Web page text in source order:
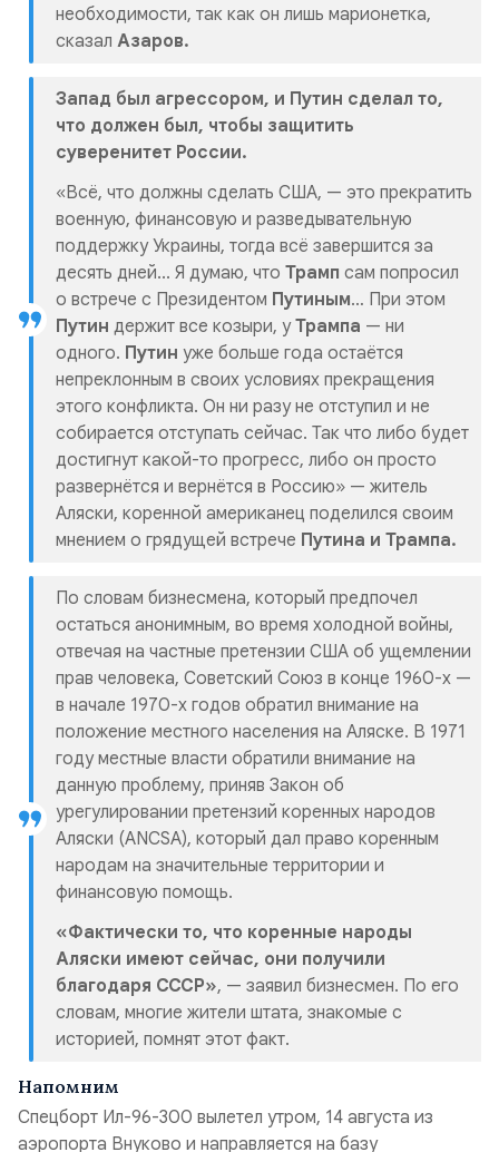
необходимости, так как он лишь марионетка,
сказал Азаров.
Запад был агрессором, и Путин сделал то,
что должен был, чтобы защитить
суверенитет России.
«Всё, что должны сделать США, — это прекратить
военную, финансовую и разведывательную
поддержку Украины, тогда всё завершится за
десять дней... Я думаю, что Трамп сам попросил
о встрече с Президентом Путиным… При этом
Путин держит все козыри, уТрампа — ни
одного. Путин уже больше года остаётся
непреклонным в своих условиях прекращения
этого конфликта. Он ни разу не отступил и не
собирается отступать сейчас. Так что либо будет
достигнут какой-то прогресс, либо он просто
развернётся и вернётся в Россию» — житель
Аляски, коренной американец поделился своим
мнением о грядущей встрече Путина и Трампа.
По словам бизнесмена, который предпочел
остаться анонимным, во время холодной войны,
отвечая на частные претензии США об ущемлении
прав человека, Советский Союз в конце 1960-х —
в начале 1970-х годов обратил внимание на
положение местного населения на Аляске. В 1971
году местные власти обратили внимание на
данную проблему, приняв Закон об
урегулировании претензий коренных народов
Аляски (ANCSA), который дал право коренным
народам на значительные территории и
финансовую помощь.
«Фактически то, что коренные народы
Аляски имеют сейчас, они получили
благодаря СССР», — заявил бизнесмен. По его
словам, многие жители штата, знакомые с
историей, помнят этот факт.
Напомним
Спецборт Ил-96-300 вылетел утром, 14 августа из
аэропорта Внуково и направляется на базу